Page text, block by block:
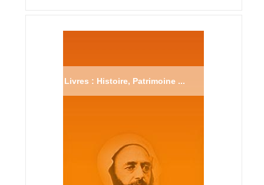
Livres : Histoire, Patrimoine ...